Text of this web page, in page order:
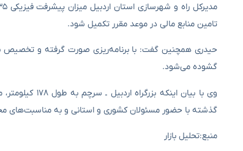
تامین منابع مالی در موعد مقرر تکمیل شود.
گشوده می‌شود.
گذشته با حضور مسئولان کشوری و استانی و به مناسبت‌های
منبع:تحلیل بازار